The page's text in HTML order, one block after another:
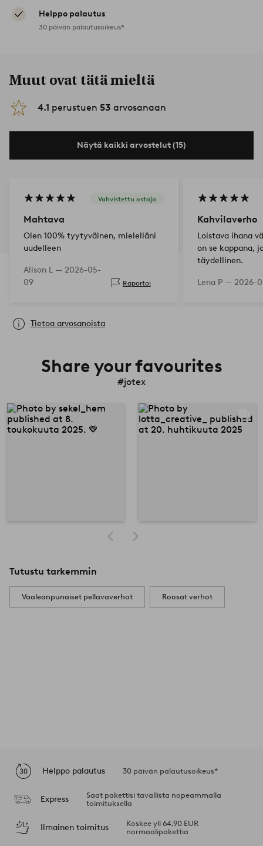
Helppo palautus
30 päivän palautusoikeus*
Muut ovat tätä mieltä
4.1 perustuen 53 arvosanaan
Näytä kaikki arvostelut (15)
Vahvistettu ostaja
Mahtava
Olen 100% tyytyväinen, mielelläni
uudelleen
Alison L — 2026-05-
09
Raportoi
Kahvilaverho
Loistava ihana
on se kappana,
täydellinen.
Lena P — 2026-
Tietoa arvosanoista
Share your favourites
#jotex
Tutustu tarkemmin
Vaaleanpunaiset pellavaverhot Roosat verhot
Helppo palautus 30 päivän palautusoikeus*
Express
Saat pakettisi tavallista nopeammalla
toimituksella
Ilmainen toimitus
Koskee yli 64,90 EUR
normaalipakettia